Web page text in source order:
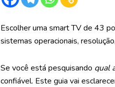
Escolher uma smart TV de 43
sistemas operacionais,
Se você está pesquisando qual
confiável. Este guia vai